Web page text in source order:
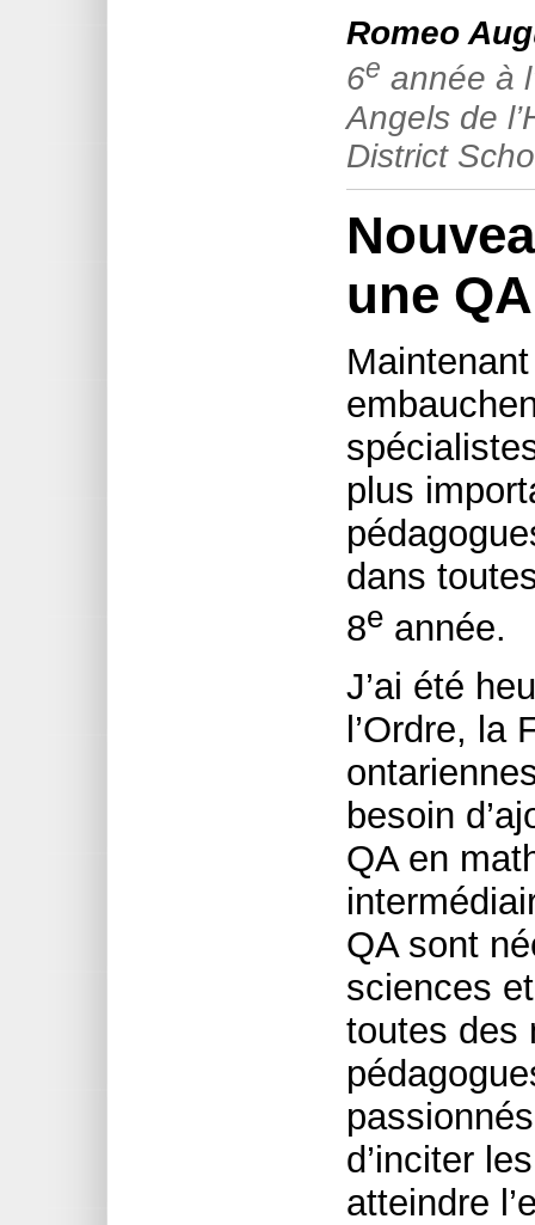
Romeo
6e année à
Angels de
District
une QA
plus
dans
8e année.
J’ai été
l’Ordre, la
besoin
QA en
QA sont
sciences
toutes des
d’inciter
atteindre